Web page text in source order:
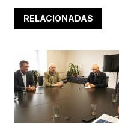
RELACIONADAS